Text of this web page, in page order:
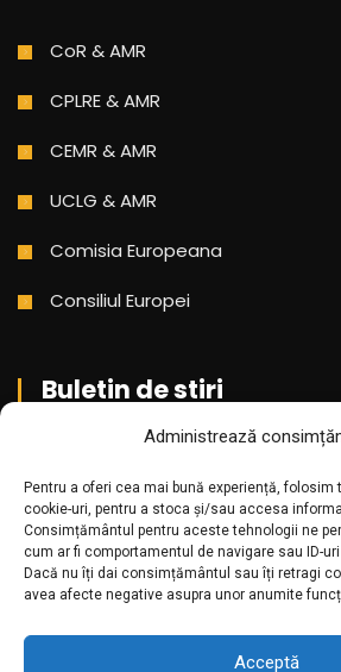
Administrează
Pentru a oferi cea mai bună experiență, folosim
cookie-uri, pentru a stoca și/sau accesa
Consimțământul pentru aceste tehnologii ne
cum ar fi comportamentul de navigare sau ID-
Dacă nu îți dai consimțământul sau îți retragi
avea afecte negative asupra unor anumite
Acceptă
CoR & AMR
CPLRE & AMR
CEMR & AMR
UCLG & AMR
Comisia Europeana
Consiliul Europei
Buletin de stiri
Aboneaza-te pentru a primi cele
noastra!